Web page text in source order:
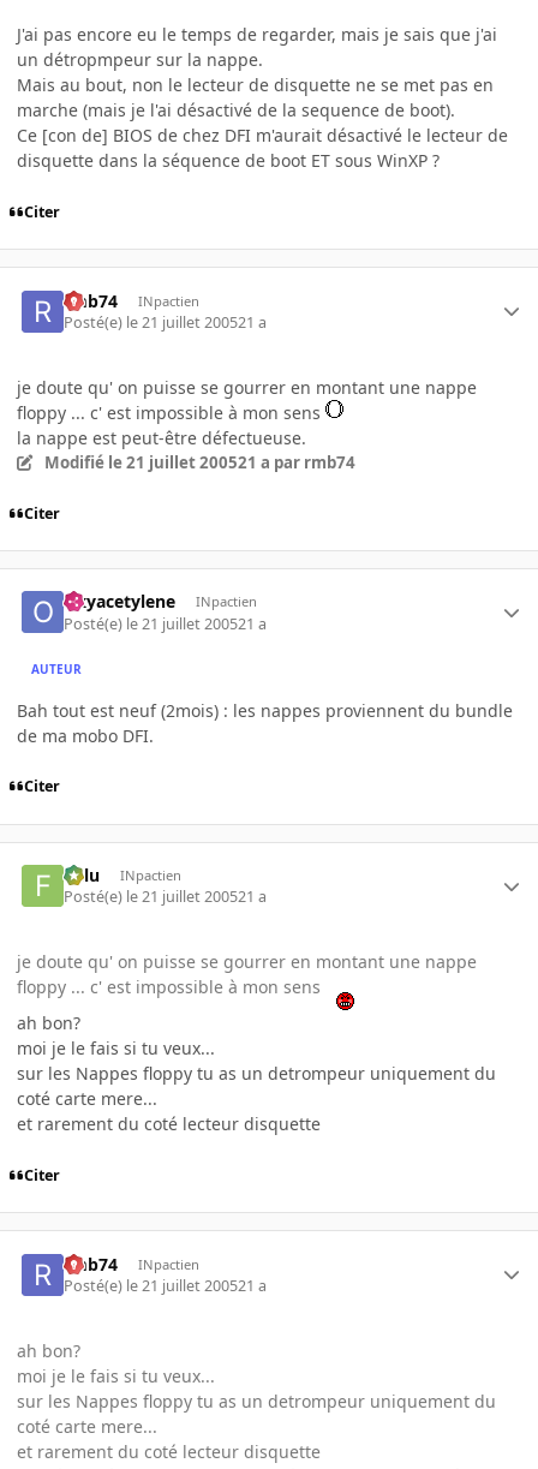
J'ai pas encore eu le temps de regarder, mais je sais que j'ai
un détropmpeur sur la nappe.
Mais au bout, non le lecteur de disquette ne se met pas en
marche (mais je l'ai désactivé de la sequence de boot).
Ce [con de] BIOS de chez DFI m'aurait désactivé le lecteur de
disquette dans la séquence de boot ET sous WinXP ?
Citer
rmb74 INpactien
Posté(e) le 21 juillet 200521 a
je doute qu' on puisse se gourrer en montant une nappe
floppy ... c' est impossible à mon sens
la nappe est peut-être défectueuse.
Modifié le 21 juillet 200521 a par rmb74
Citer
Oxyacetylene INpactien
Posté(e) le 21 juillet 200521 a
AUTEUR
Bah tout est neuf (2mois) : les nappes proviennent du bundle
de ma mobo DFI.
Citer
Fulu INpactien
Posté(e) le 21 juillet 200521 a
je doute qu' on puisse se gourrer en montant une nappe
floppy ... c' est impossible à mon sens
ah bon?
moi je le fais si tu veux...
sur les Nappes floppy tu as un detrompeur uniquement du
coté carte mere...
et rarement du coté lecteur disquette
Citer
rmb74 INpactien
Posté(e) le 21 juillet 200521 a
ah bon?
moi je le fais si tu veux...
sur les Nappes floppy tu as un detrompeur uniquement du
coté carte mere...
et rarement du coté lecteur disquette